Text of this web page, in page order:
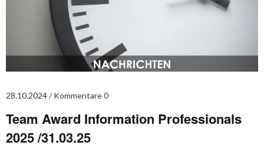
28.10.2024 Kommentare 0
Team Award Information Professionals
2025 /31.03.25